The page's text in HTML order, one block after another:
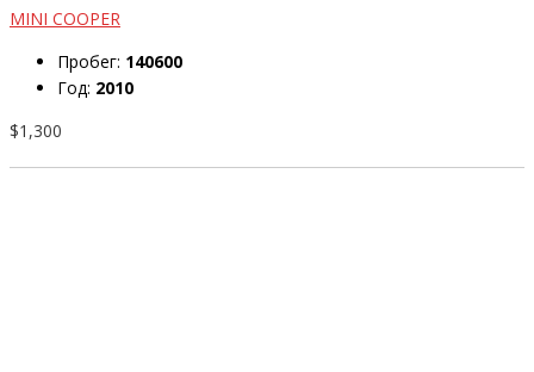
MINI COOPER
Пробег: 140600
Год: 2010
$1,300